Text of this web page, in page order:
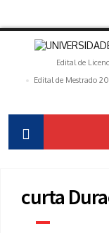
Edital de
Edital de Mestrado
curta